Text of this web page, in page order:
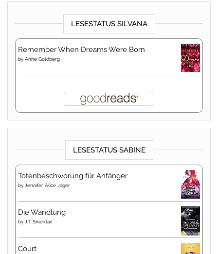
LESESTATUS SILVANA
Remember When Dreams Were Born
by Anne Goldberg
LESESTATUS SABINE
Totenbeschwörung für Anfänger
by Jennifer Alice Jager
Die Wandlung
by J.T. Sheridan
Court